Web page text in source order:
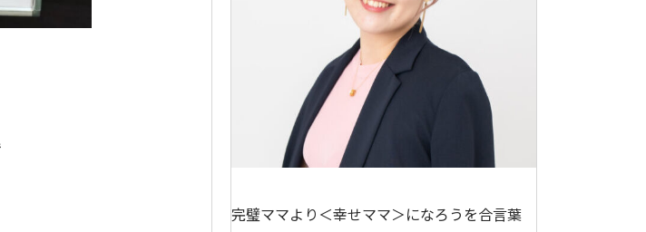
完璧ママより＜幸せママ＞になろうを合言葉